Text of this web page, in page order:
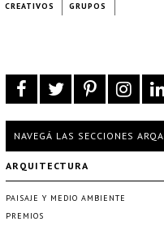
CREATIVOS GRUPOS
NAVEGÁ LAS SECCIONES ARQA
ARQUITECTURA
PAISAJE Y MEDIO AMBIENTE
PREMIOS